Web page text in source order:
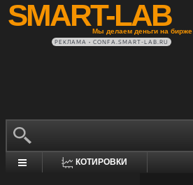
SMART-LAB
Мы делаем деньги на бирже
РЕКЛАМА • CONFA.SMART-LAB.RU
КОТИРОВКИ